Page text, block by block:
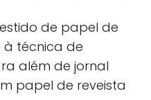
de papel de
à técnica de
além de jornal
papel de reveista